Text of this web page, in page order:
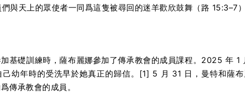
與天上的眾使者一同爲這隻被尋回的迷羊歡欣鼓舞（路 15:3–7）
基礎訓練時，薩布麗娜參加了傳承教會的成員課程。2025 年
己幼年時的受洗早於她真正的歸信。[1] 5 月 31 日，曼特和薩
傳承教會的成員。